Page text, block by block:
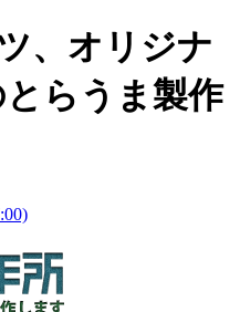
、 オリジナ
とらうま製作